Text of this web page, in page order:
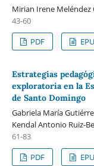
Mirian Irene
43-60
PDF
Estrategias
exploratoria en la
de Santo Domingo
Gabriela María
Kendal Antonio Ruiz-
61-83
PDF